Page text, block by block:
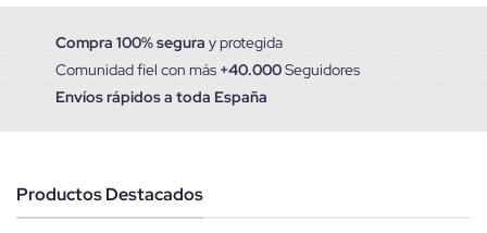
Compra 100% segura yprotegida
Comunidad fiel con más +40.000Seguidores
Envíos rápidosa toda España
Productos Destacados